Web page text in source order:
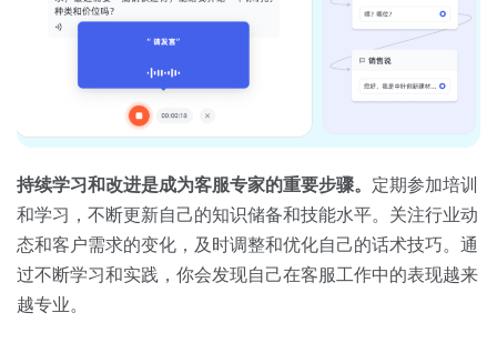
持续学习和改进是成为客服专家的重要步骤。 定期参加培训
和学习，不断更新自己的知识储备和技能水平。关注行业动
态和客户需求的变化，及时调整和优化自己的话术技巧。通
过不断学习和实践，你会发现自己在客服工作中的表现越来
越专业。